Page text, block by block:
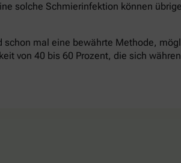
solche Schmierinfektion können
mal eine bewährte Methode,
von 40 bis 60 Prozent, die sich